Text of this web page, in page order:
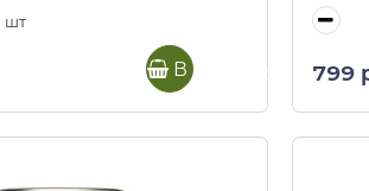
шт
В корзину 799